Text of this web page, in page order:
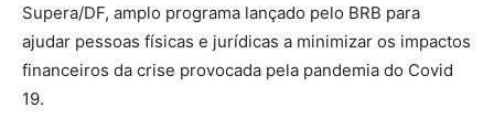
Supera/DF, amplo programa lançado pelo BRB para
ajudar pessoas físicas e jurídicas a minimizar os impactos
financeiros da crise provocada pela pandemia do Covid
19.